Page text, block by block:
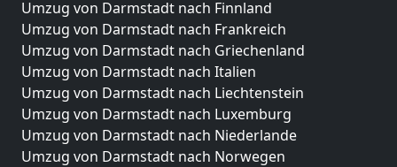
Umzug von Darmstadt nach Finnland
Umzug von Darmstadt nach Frankreich
Umzug von Darmstadt nach Griechenland
Umzug von Darmstadt nach Italien
Umzug von Darmstadt nach Liechtenstein
Umzug von Darmstadt nach Luxemburg
Umzug von Darmstadt nach Niederlande
Umzug von Darmstadt nach Norwegen